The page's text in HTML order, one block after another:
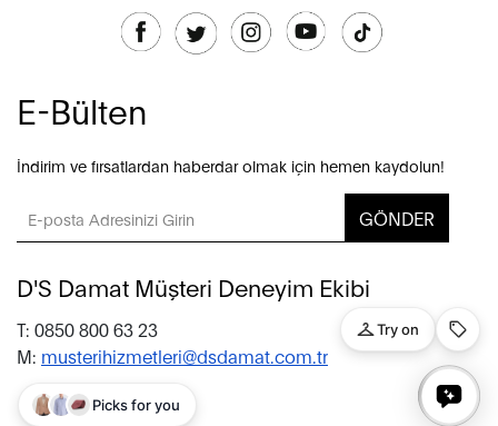
E-Bülten
İndirim ve fırsatlardan haberdar olmak için hemen kaydolun!
GÖNDER
D'S Damat Müşteri Deneyim Ekibi
T: 0850 800 63 23
M: musterihizmetleri@dsdamat.com.tr